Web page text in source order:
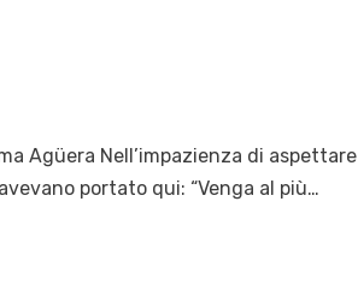
Agüera Nell’impazienza di aspettare
portato qui: “Venga al più…